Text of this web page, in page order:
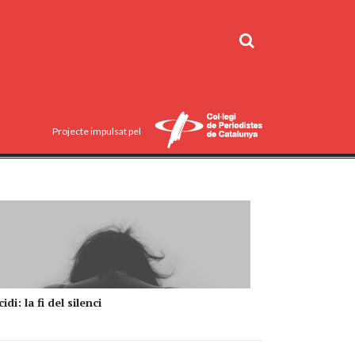
Projecte impulsat pel
la fi del silenci